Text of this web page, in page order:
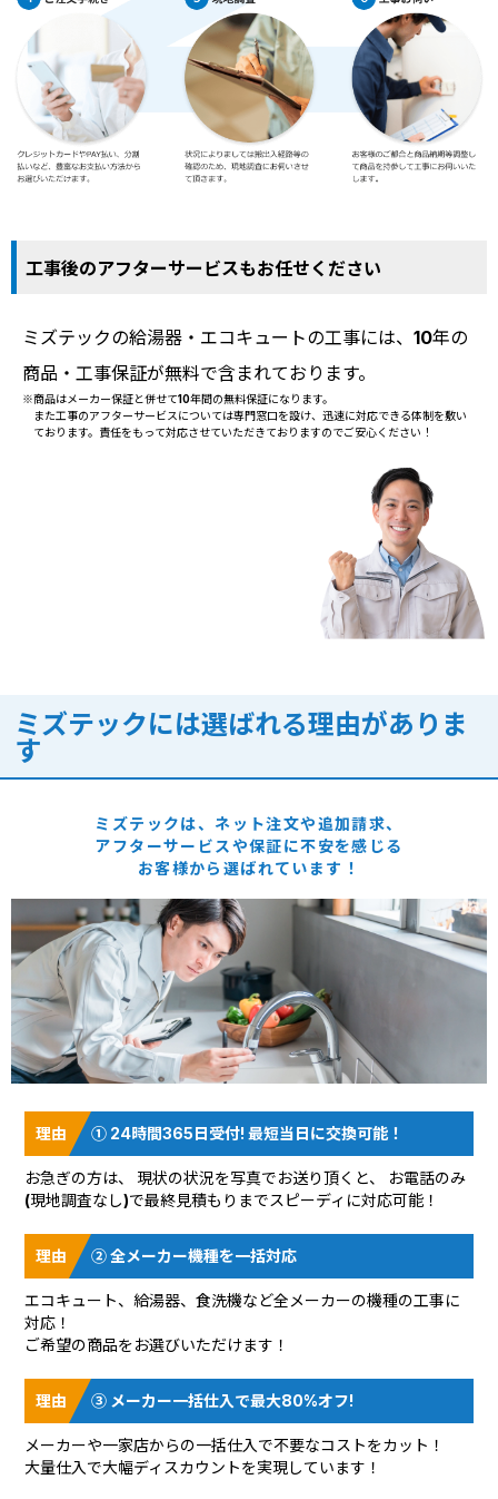
工事後のアフターサービスもお任せください
ミズテックの給湯器・エコキュートの工事には、10年の
商品・工事保証が無料で含まれております。
※商品はメーカー保証と併せて10年間の無料保証になります。
また工事のアフターサービスについては専門窓口を設け、迅速に対応できる体制を敷い
ております。責任をもって対応させていただきておりますのでご安心ください！
ミズテックには選ばれる理由がありま
す
ミズテックは、ネット注文や追加請求、
アフターサービスや保証に不安を感じる
お客様から選ばれています！
① 24時間365日受付! 最短当日に交換可能！
お急ぎの方は、 現状の状況を写真でお送り頂く と、 お電話のみ
(現地調査なし)で最終見積もりまでスピーディに対応可能！
② 全メーカー機種を一括対応
エコキュート、給湯器、食洗機など全メーカーの機種の工事に
対応！
ご希望の商品をお選びいただけます！
③ メーカー一括仕入で最大80%オフ!
メーカーや一家店からの一括仕入で不要なコストをカット！
大量仕入で大幅ディスカウントを実現しています！